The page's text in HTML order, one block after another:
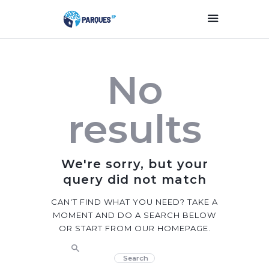
Parques Y Plazas
Participación
Ciudadana
Planificación
Transparencia
Contacto
No
results
We're sorry, but your
query did not match
CAN'T FIND WHAT YOU NEED? TAKE A
MOMENT AND DO A SEARCH BELOW
OR START FROM OUR HOMEPAGE